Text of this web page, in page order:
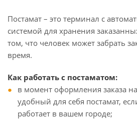
Постамат – это терминал с
системой для хранения
том, что человек может забрать
время.
Как работать с постаматом:
в момент оформления заказа
удобный для себя постамат,
работает в вашем городе;